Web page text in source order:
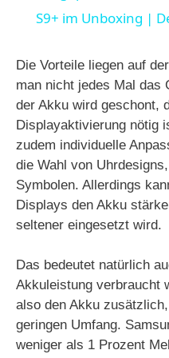
S9+ im Unboxing |
Die Vorteile liegen auf
man nicht jedes Mal das
der Akku wird geschont,
Displayaktivierung nötig
zudem individuelle
die Wahl von
Symbolen. Allerdings
Displays den Akku
seltener eingesetzt wird.
Das bedeutet natürlich
Akkuleistung verbraucht
also den Akku
geringen Umfang.
weniger als 1 Prozent